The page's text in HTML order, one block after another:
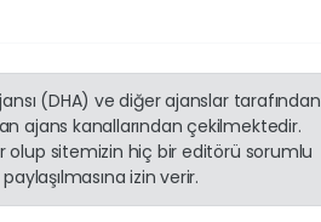
(DHA) ve diğer ajanslar tarafından
ajans kanallarından çekilmektedir.
olup sitemizin hiç bir editörü sorumlu
izin verir.